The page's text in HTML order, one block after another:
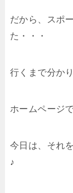
だから、スポ
た・・・
行くまで分か
ホームページ
今日は、それ
♪